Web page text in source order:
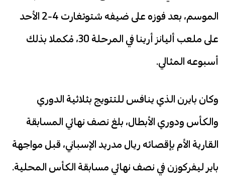
الموسم، بعد فوزه على ضيفه شتوتغارت 4-2 الأحد
على ملعب أليانز أرينا في المرحلة 30، مُكملا بذلك
أسبوعه المثالي.
وكان بايرن الذي ينافس للتتويج بثلاثية الدوري
والكأس ودوري الأبطال، بلغ نصف نهائي المسابقة
القارية الأم بإقصائه ريال مدريد الإسباني، قبل مواجهة
باير ليفركوزن في نصف نهائي مسابقة الكأس المحلية.